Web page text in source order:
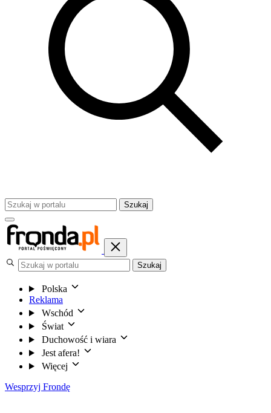
Szukaj
Szukaj
Polska
Reklama
Wschód
Świat
Duchowość i wiara
Jest afera!
Więcej
Wesprzyj Frondę